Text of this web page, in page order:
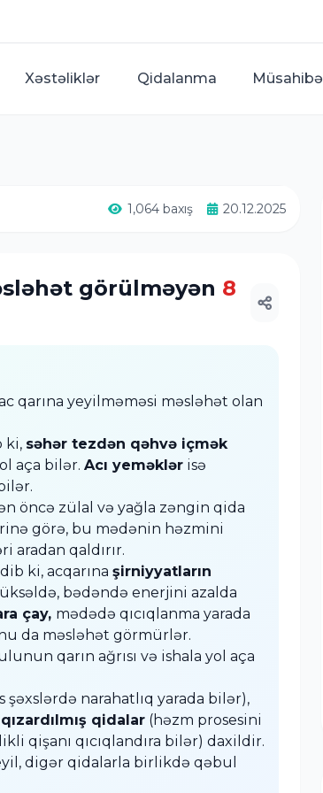
Xəstəliklər Qidalanma Müsahibə
1,064 baxış 20.12.2025
görülməyən 8
qarına yeyilməməsi məsləhət olan
ki, səhər tezdən qəhvə içmək
aça bilər. Acı yeməklər isə
öncə zülal və yağla zəngin qida
görə, bu mədənin həzmini
aradan qaldırır.
ki, acqarına şirniyyatların
bədəndə enerjini azalda
çay, mədədə qıcıqlanma yarada
da məsləhət görmürlər.
qarın ağrısı və ishala yol aça
şəxslərdə narahatlıq yarada bilər),
qidalar (həzm prosesini
qişanı qıcıqlandıra bilər) daxildir.
digər qidalarla birlikdə qəbul